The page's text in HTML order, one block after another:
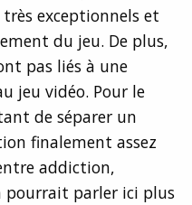
exceptionnels et
du jeu. De plus,
pas liés à une
jeu vidéo. Pour le
de séparer un
finalement assez
addiction,
pourrait parler ici plus